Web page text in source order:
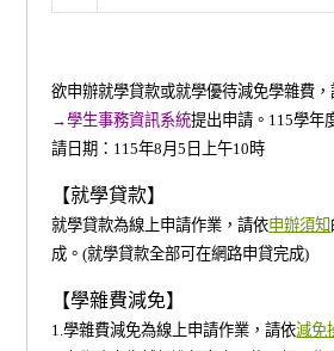
欲申辦就學貸款或就學優待減免學雜費
→學生事務資訊系統提出申請。115學年
請日期：115年8月5日上午10時
【就學貸款】
就學貸款為線上申請作業，請依申辦須知
成。(就學貸款全部可在網路申貸完成)
【學雜費減免】
1.學雜費減免為線上申請作業，請依減免